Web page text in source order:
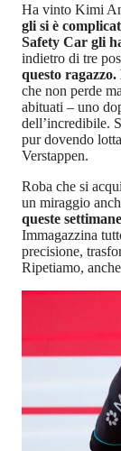
Ha vinto Kimi
gli si è
Safety Car gli
indietro di tre
questo
che non perde
abituati – uno
dell’incredibile.
pur dovendo
Verstappen.
Roba che si
un miraggio
queste
Immagazzina
precisione,
Ripetiamo,